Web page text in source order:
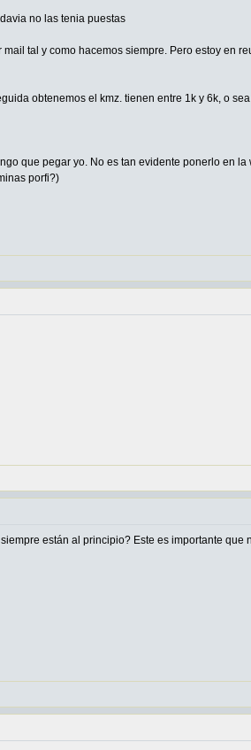
no las tenia puestas
tal y como hacemos siempre. Pero estoy en
obtenemos el kmz. tienen entre 1k y 6k, o
que pegar yo. No es tan evidente ponerlo en
porfi?)
están al principio? Este es importante que